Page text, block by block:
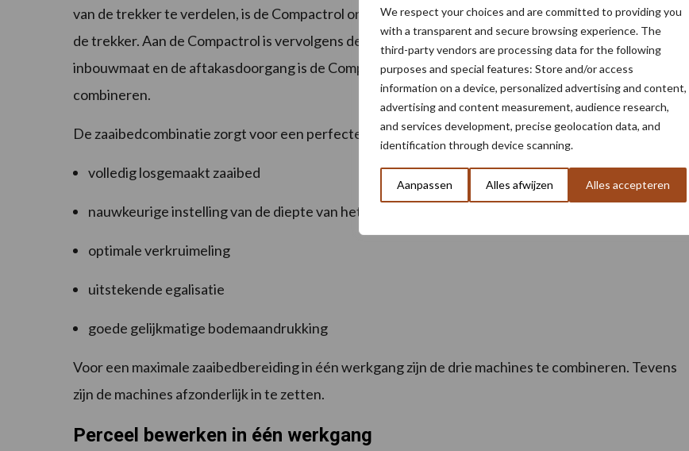
We respect your choices and are committed to providing you
with a transparent and secure browsing experience. The
third-party vendors are processing data for the following
purposes and special features: Store and/or access
information on a device, personalized advertising and content,
advertising and content measurement, audience research,
and services development, precise geolocation data, and
identification through device scanning.
Aanpassen Alles afwijzen Alles accepteren
van de trekker te verdelen, is de Compactrol ontwikkeld. De Compactrol is hangt in de driepunt van
de trekker. Aan de Compactrol is vervolgens de zaaibedbereider gemonteerd. Door de compacte
inbouwmaat en de aftakasdoorgang is de Compactrol tevens met andere werktuigen te
combineren.
De zaaibedcombinatie zorgt voor een perfecte bewerking. Kenmerkend voor de combinatie is:
volledig losgemaakt zaaibed
nauwkeurige instelling van de diepte van het zaaibed
optimale verkruimeling
uitstekende egalisatie
goede gelijkmatige bodemaandrukking
Voor een maximale zaaibedbereiding in één werkgang zijn de drie machines te combineren. Tevens
zijn de machines afzonderlijk in te zetten.
Perceel bewerken in één werkgang